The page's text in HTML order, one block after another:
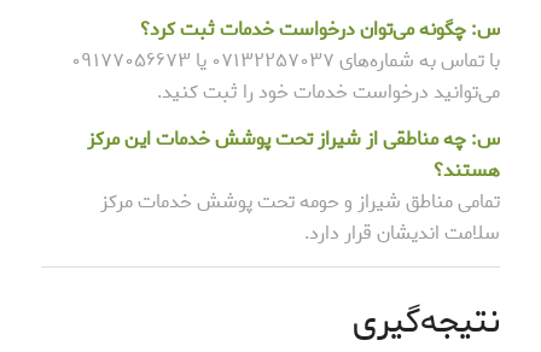
س: چگونه می‌توان درخواست خدمات ثبت کرد؟
با تماس به شماره‌های ۰۷۱۳۲۲۵۷۰۳۷ یا ۰۹۱۷۷۰۵۶۶۷۳
می‌توانید درخواست خدمات خود را ثبت کنید.
س: چه مناطقی از شیراز تحت پوشش خدمات این مرکز
هستند؟
تمامی مناطق شیراز و حومه تحت پوشش خدمات مرکز
سلامت اندیشان قرار دارد.
نتیجه‌گیری